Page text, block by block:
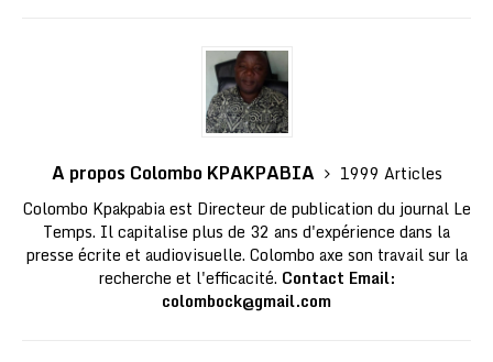
A propos Colombo KPAKPABIA
1999 Articles
Colombo Kpakpabia est Directeur de publication du journal Le
Temps. Il capitalise plus de 32 ans d'expérience dans la
presse écrite et audiovisuelle. Colombo axe son travail sur la
recherche et l'efficacité. Contact Email:
colombock@gmail.com